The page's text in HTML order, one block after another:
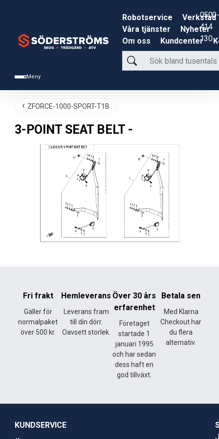
Meny
Robotservice
Verkstad
Våra tjänster
Nyheter
Om oss
Kundcenter
Sök
bland
produkter
0500-
414
130
ZFORCE-1000-SPORT-T1B
3-POINT SEAT BELT -
Fri frakt
Gäller för
normalpaket
över 500 kr.
Hemleverans
Leverans fram
till din dörr.
Oavsett storlek.
Över 30 års
erfarenhet
Företaget
startade 1
januari 1995
och har sedan
dess haft en
god tillväxt.
Betala sen
Med Klarna
Checkout har
du flera
alternativ.
KUNDSERVICE